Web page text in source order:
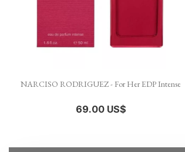
 نظرة سريعة
NARCISO RODRIGUEZ - For Her EDP Intense
69.00 US$